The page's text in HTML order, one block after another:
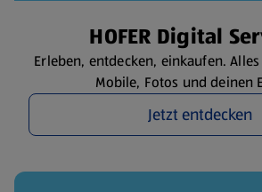
HOFER Digital
Erleben, entdecken, einkaufen.
Mobile, Fotos und deinen
Jetzt entdecken